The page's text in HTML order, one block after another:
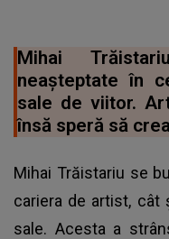
Mihai
neașteptate în
sale de viitor.
însă speră să
Mihai Trăistariu se
cariera de artist, cât
sale. Acesta a